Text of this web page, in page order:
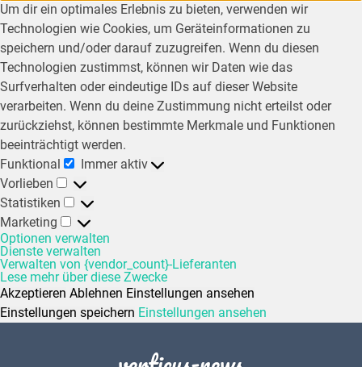
Um dir ein optimales Erlebnis zu bieten, verwenden wir
Technologien wie Cookies, um Geräteinformationen zu
speichern und/oder darauf zuzugreifen. Wenn du diesen
Technologien zustimmst, können wir Daten wie das
Surfverhalten oder eindeutige IDs auf dieser Website
verarbeiten. Wenn du deine Zustimmung nicht erteilst oder
zurückziehst, können bestimmte Merkmale und Funktionen
beeinträchtigt werden.
Funktional
Immer aktiv
Vorlieben
Statistiken
Marketing
Optionen verwalten
Dienste verwalten
Verwalten von {vendor_count}-Lieferanten
Lese mehr über diese Zwecke
Akzeptieren Ablehnen Einstellungen ansehen
Einstellungen speichern Einstellungen ansehen